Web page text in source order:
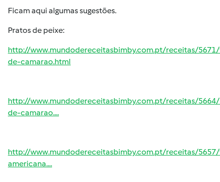
Ficam aqui algumas sugestões.
Pratos de peixe:
http://www.mundodereceitasbimby.com.pt/receitas/
de-camarao.html
http://www.mundodereceitasbimby.com.pt/receitas/
de-camarao....
http://www.mundodereceitasbimby.com.pt/receitas/
americana....